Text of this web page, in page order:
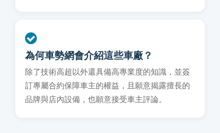
為何車勢網會介紹這些車廠？
除了技術高超以外還具備高專業度的知識，並簽
訂專屬合約保障車主的權益，且願意揭露擅長的
品牌與店內設備，也願意接受車主評論。